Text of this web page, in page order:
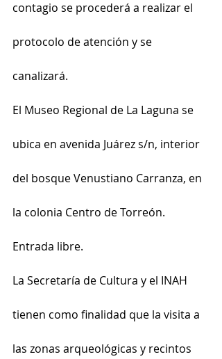
contagio se procederá a realizar el
protocolo de atención y se
canalizará.
El Museo Regional de La Laguna se
ubica en avenida Juárez s/n, interior
del bosque Venustiano Carranza, en
la colonia Centro de Torreón.
Entrada libre.
La Secretaría de Cultura y el INAH
tienen como finalidad que la visita a
las zonas arqueológicas y recintos